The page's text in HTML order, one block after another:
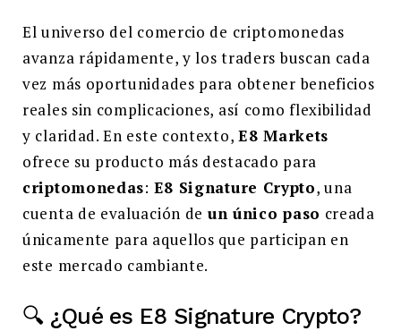
El universo del comercio de criptomonedas
avanza rápidamente, y los traders buscan cada
vez más oportunidades para obtener beneficios
reales sin complicaciones, así como flexibilidad
y claridad. En este contexto, E8 Markets
ofrece su producto más destacado para
criptomonedas: E8 Signature Crypto, una
cuenta de evaluación de un único paso creada
únicamente para aquellos que participan en
este mercado cambiante.
🔍 ¿Qué es E8 Signature Crypto?